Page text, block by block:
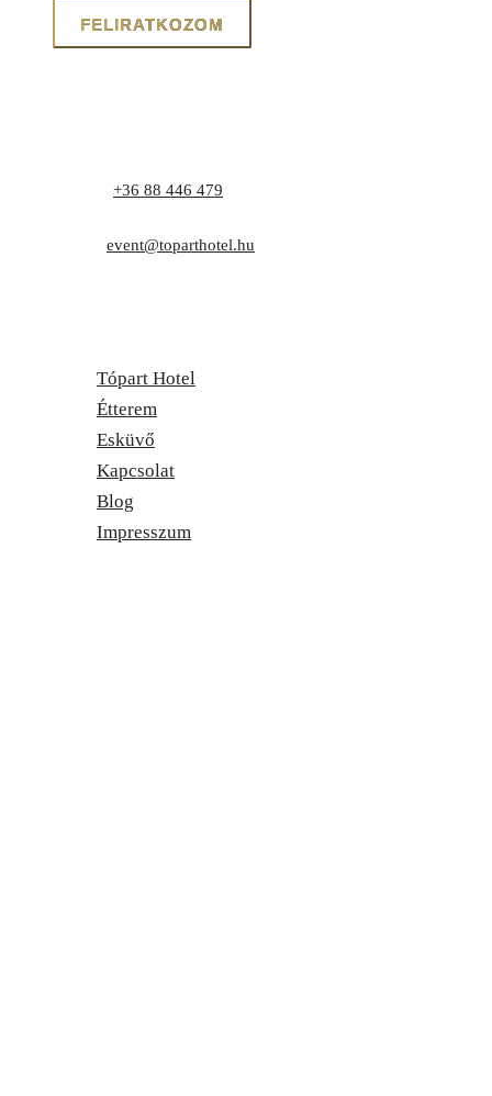
+36 88 446 479
event@toparthotel.hu
Tópart Hotel
Étterem
Esküvő
Kapcsolat
Blog
Impresszum